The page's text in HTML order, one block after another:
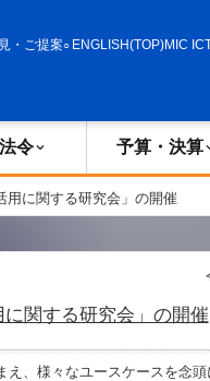
・ご提案 ENGLISH(TOP)MIC
令 予算・決算
用に関する研究会」の開催
に関する研究会」の開催
、様々なユースケースを念頭